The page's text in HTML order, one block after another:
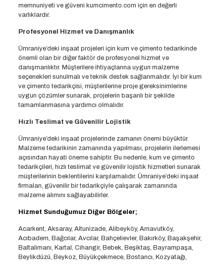
memnuniyeti ve güveni kumcimento.com için en değerli
varlıklardır.
Profesyonel Hizmet ve Danışmanlık
Ümraniye’deki inşaat projeleri için kum ve çimento tedarikinde
önemli olan bir diğer faktör de profesyonel hizmet ve
danışmanlıktır. Müşterilere ihtiyaçlarına uygun malzeme
seçenekleri sunulmalı ve teknik destek sağlanmalıdır. İyi bir kum
ve çimento tedarikçisi, müşterilerine proje gereksinimlerine
uygun çözümler sunarak, projelerin başarılı bir şekilde
tamamlanmasına yardımcı olmalıdır.
Hızlı Teslimat ve Güvenilir Lojistik
Ümraniye’deki inşaat projelerinde zamanın önemi büyüktür.
Malzeme tedarikinin zamanında yapılması, projelerin ilerlemesi
açısından hayati öneme sahiptir. Bu nedenle, kum ve çimento
tedarikçileri, hızlı teslimat ve güvenilir lojistik hizmetleri sunarak
müşterilerinin beklentilerini karşılamalıdır. Ümraniye’deki inşaat
firmaları, güvenilir bir tedarikçiyle çalışarak zamanında
malzeme alımını sağlayabilirler.
Hizmet Sunduğumuz Diğer Bölgeler;
Acarkent, Aksaray, Altunizade, Alibeyköy, Arnavutköy,
Acıbadem, Bağcılar, Avcılar, Bahçelievler, Bakırköy, Başakşehir,
Baltalimanı, Kartal, Cihangir, Bebek, Beşiktaş, Bayrampaşa,
Beylikdüzü, Beykoz, Büyükçekmece, Bostancı, Kozyatağı,